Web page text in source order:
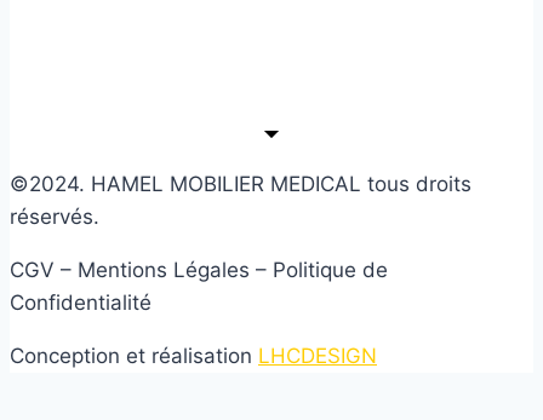
©2024. HAMEL MOBILIER MEDICAL tous droits
réservés.
CGV – Mentions Légales – Politique de
Confidentialité
Conception et réalisation LHCDESIGN